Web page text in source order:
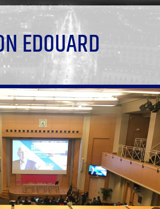
EDOUARD